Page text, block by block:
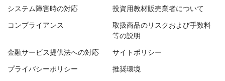
システム障害時の対応 投資用教材販売業者について
コンプライアンス
取扱商品のリスクおよび手数料
等の説明
金融サービス提供法への対応 サイトポリシー
プライバシーポリシー 推奨環境